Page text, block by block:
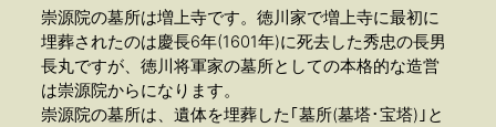
崇源院の墓所は増上寺です。徳川家で増上寺に最初に
埋葬されたのは慶長6年(1601年)に死去した秀忠の長男
長丸ですが、徳川将軍家の墓所としての本格的な造営
は崇源院からになります。
崇源院の墓所は、遺体を埋葬した｢墓所(墓塔･宝塔)｣と